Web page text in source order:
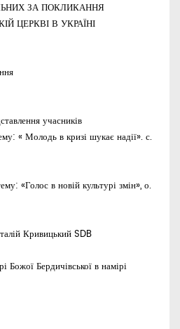
ЗА ПОКЛИКАННЯ
ЦЕРКВІ В УКРАЇНІ
учасників
« Молодь в кризі шукає надії». с.
«Голос в новій культурі змін», о.
КривицькийSDB
Бердичівської в намірі